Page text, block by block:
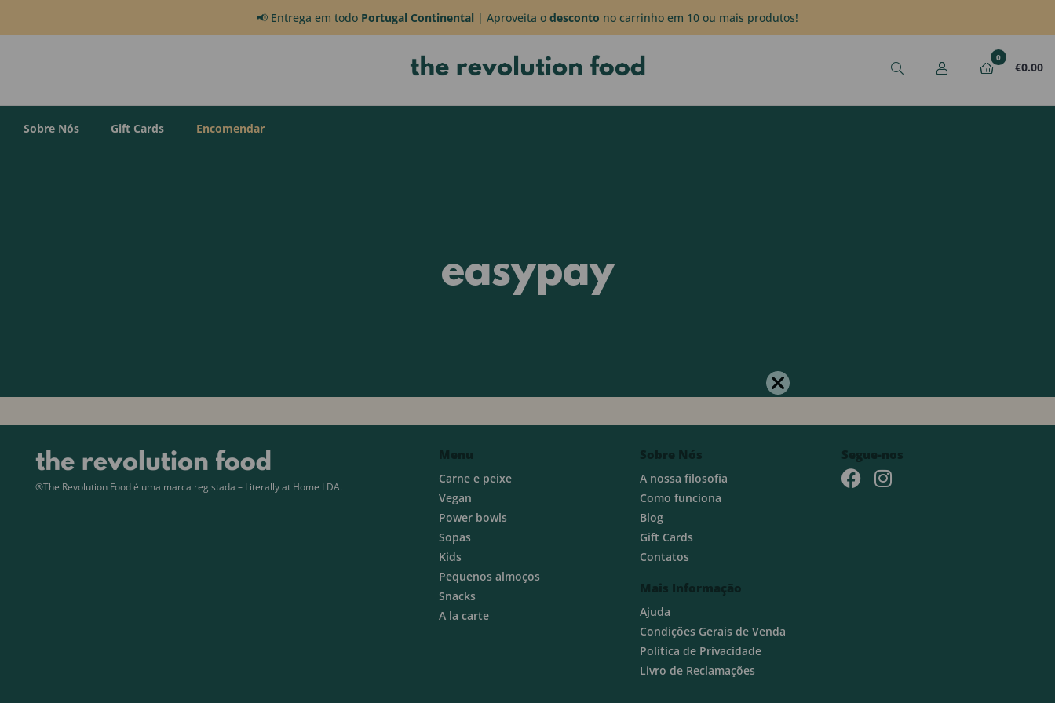
📢 Entrega em todo Portugal Continental | Aproveita o desconto no carrinho em 10 ou mais produtos!
0
€0.00
Sobre Nós Gift Cards Encomendar
easypay
®The Revolution Food é uma marca registada – Literally at Home LDA.
Menu
Carne e peixe
Vegan
Power bowls
Sopas
Kids
Pequenos almoços
Snacks
A la carte
Sobre Nós
A nossa filosofia
Como funciona
Blog
Gift Cards
Contatos
Mais Informação
Ajuda
Condições Gerais de Venda
Política de Privacidade
Livro de Reclamações
Segue-nos